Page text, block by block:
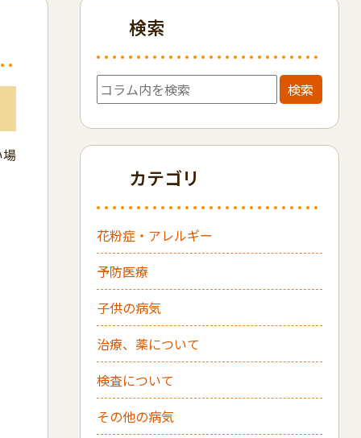
検索
検索
カテゴリ
花粉症・アレルギー
予防医療
子供の病気
治療、薬について
検査について
その他の病気